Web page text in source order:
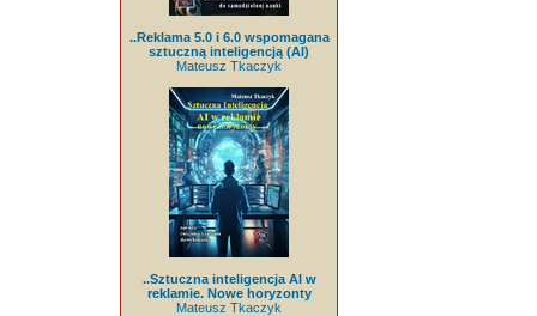
..Reklama 5.0 i 6.0 wspomagana
sztuczną inteligencją (AI)
Mateusz Tkaczyk
..Sztuczna inteligencja AI w
reklamie. Nowe horyzonty
Mateusz Tkaczyk